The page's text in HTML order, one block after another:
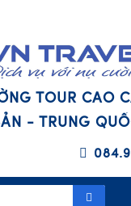
TOUR CAO
- TRUNG